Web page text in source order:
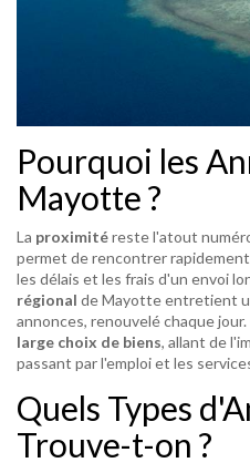
Pourquoi les
Mayotte ?
La proximitéreste l'atout
permet de rencontrer
les délais et les frais d'un envoi
régional de Mayotte entretient
annonces, renouvelé chaque
large choix de biens, allant de
passant par l'emploi et les
Quels Types
Trouve-t-on ?